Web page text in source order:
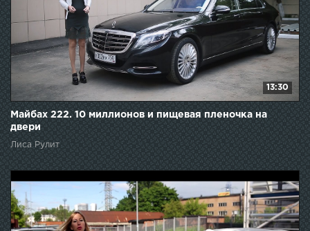
13:30
Майбах 222. 10 миллионов и пищевая пленочка на
двери
Лиса Рулит